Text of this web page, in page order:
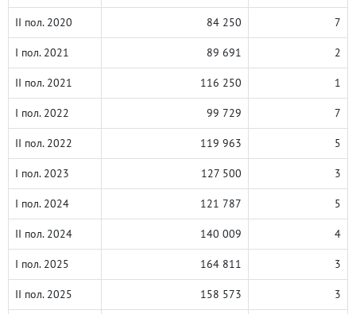
II пол. 2020 84 250 7
I пол. 2021 89 691 2
II пол. 2021 116 250 1
I пол. 2022 99 729 7
II пол. 2022 119 963 5
I пол. 2023 127 500 3
I пол. 2024 121 787 5
II пол. 2024 140 009 4
I пол. 2025 164 811 3
II пол. 2025 158 573 3